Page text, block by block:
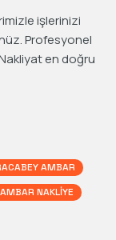
işlerinizi
Profesyonel
en doğru
AMBAR
NAKLIYE